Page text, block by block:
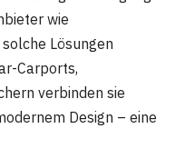
wie
Lösungen
Carports,
verbinden sie
Design – eine